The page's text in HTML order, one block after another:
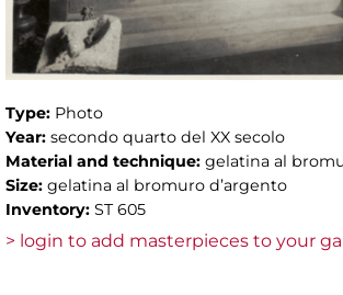
Type: Photo
Year: secondo quarto del XX secolo
Material and technique: gelatina al
Size: gelatina al bromuro d’argento
Inventory: ST 605
> login to add masterpieces to your